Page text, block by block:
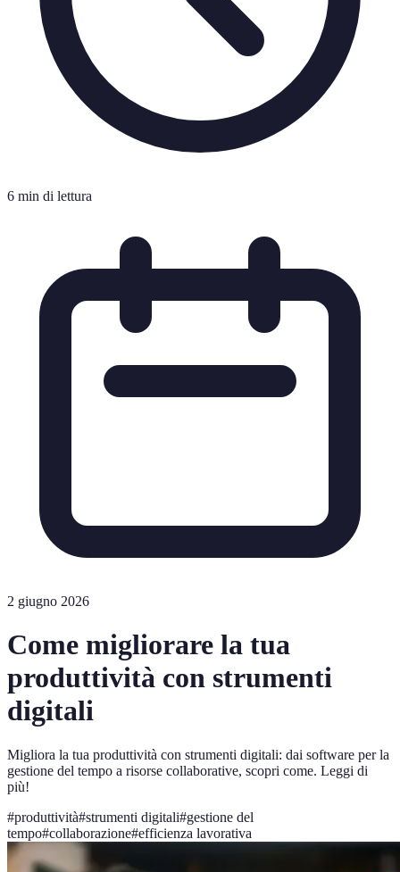
6 min di lettura
2 giugno 2026
Come migliorare la tua
produttività con strumenti
digitali
Migliora la tua produttività con strumenti digitali: dai software per la
gestione del tempo a risorse collaborative, scopri come. Leggi di
più!
#produttività#strumenti digitali#gestione del
tempo#collaborazione#efficienza lavorativa